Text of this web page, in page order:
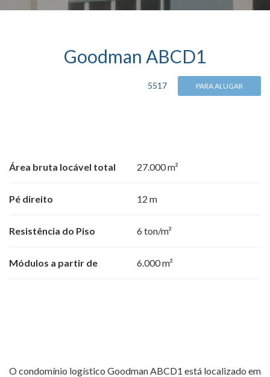
Goodman ABCD1
5517 PARA ALUGAR
Área bruta locável total 27.000 m²
Pé direito 12 m
Resistência do Piso 6 ton/m²
Módulos a partir de 6.000 m²
O condomínio logístico Goodman ABCD1 está localizado em